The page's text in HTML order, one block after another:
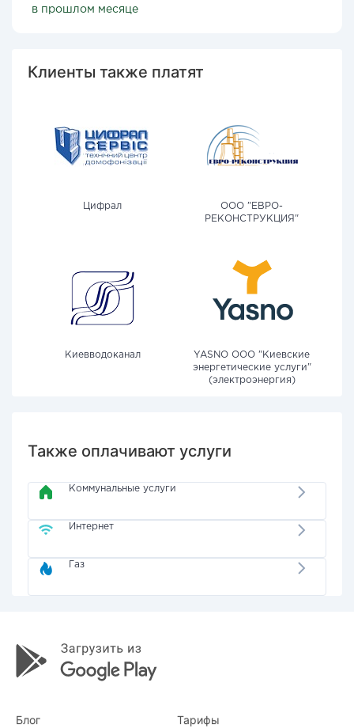
в прошлом месяце
Клиенты также платят
Цифрал
ООО "ЕВРО-
РЕКОНСТРУКЦИЯ"
Киевводоканал
YASNO OOO "Киевские
энергетические услуги"
(электроэнергия)
Также оплачивают услуги
Коммунальные услуги
Интернет
Газ
Блог Тарифы